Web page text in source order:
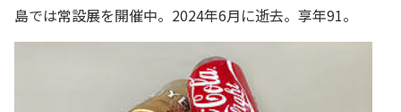
島では常設展を開催中。2024年6月に逝去。享年91。